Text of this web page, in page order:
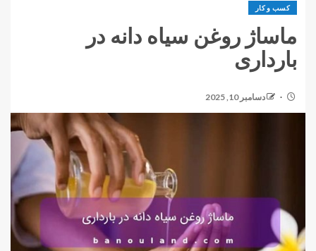
کسب و کار
ماساژ روغن سیاه دانه در
بارداری
دسامبر 10, 2025